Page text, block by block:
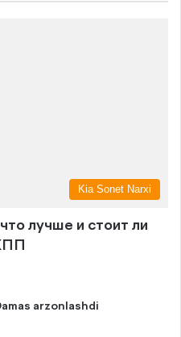
Kia Sonet Narxi
лучше и стоит ли
arzonlashdi